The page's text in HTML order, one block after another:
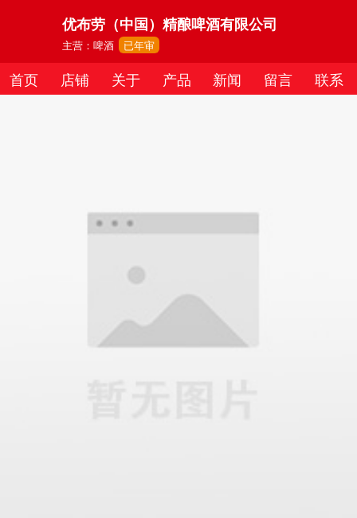
优布劳（中国）精酿啤酒有限公司
主营：啤酒 已年审
首页 店铺 关于 产品 新闻 留言 联系